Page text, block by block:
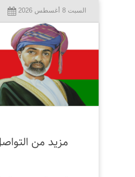
السبت 8 أغسطس 2026
مزيد من